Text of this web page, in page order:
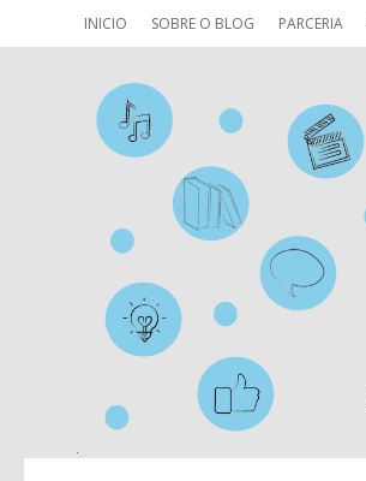
INICIO SOBRE O BLOG PARCERIA